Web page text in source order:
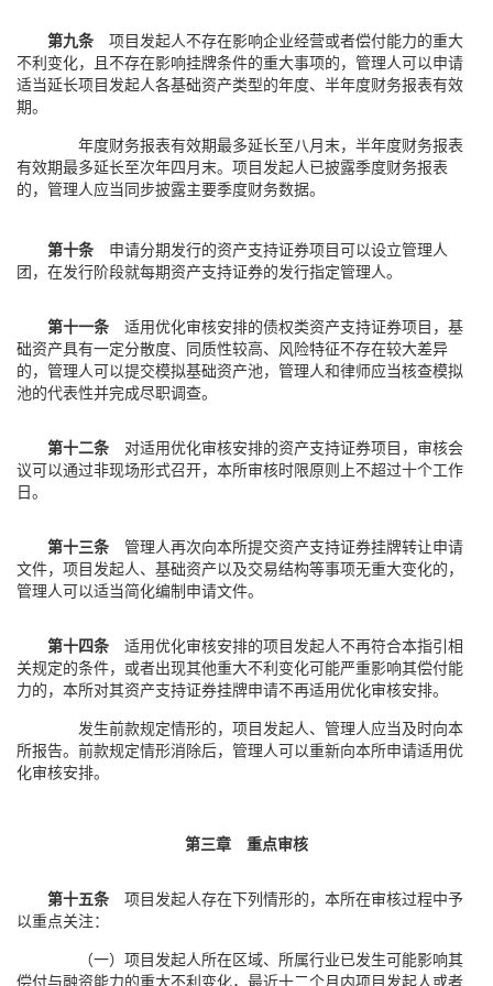
第九条 项目发起人不存在影响企业经营或者偿付能力的重大
不利变化，且不存在影响挂牌条件的重大事项的，管理人可以申请
适当延长项目发起人各基础资产类型的年度、半年度财务报表有效
期。
年度财务报表有效期最多延长至八月末，半年度财务报表
有效期最多延长至次年四月末。项目发起人已披露季度财务报表
的，管理人应当同步披露主要季度财务数据。
第十条 申请分期发行的资产支持证券项目可以设立管理人
团，在发行阶段就每期资产支持证券的发行指定管理人。
第十一条 适用优化审核安排的债权类资产支持证券项目，基
础资产具有一定分散度、同质性较高、风险特征不存在较大差异
的，管理人可以提交模拟基础资产池，管理人和律师应当核查模拟
池的代表性并完成尽职调查。
第十二条 对适用优化审核安排的资产支持证券项目，审核会
议可以通过非现场形式召开，本所审核时限原则上不超过十个工作
日。
第十三条 管理人再次向本所提交资产支持证券挂牌转让申请
文件，项目发起人、基础资产以及交易结构等事项无重大变化的，
管理人可以适当简化编制申请文件。
第十四条 适用优化审核安排的项目发起人不再符合本指引相
关规定的条件，或者出现其他重大不利变化可能严重影响其偿付能
力的，本所对其资产支持证券挂牌申请不再适用优化审核安排。
发生前款规定情形的，项目发起人、管理人应当及时向本
所报告。前款规定情形消除后，管理人可以重新向本所申请适用优
化审核安排。
第三章 重点审核
第十五条 项目发起人存在下列情形的，本所在审核过程中予
以重点关注：
（一）项目发起人所在区域、所属行业已发生可能影响其
偿付与融资能力的重大不利变化，最近十二个月内项目发起人或者